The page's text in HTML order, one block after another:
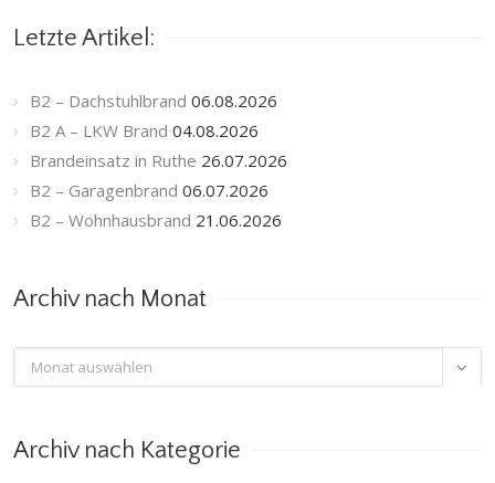
Letzte Artikel:
B2 – Dachstuhlbrand 06.08.2026
B2 A – LKW Brand 04.08.2026
Brandeinsatz in Ruthe 26.07.2026
B2 – Garagenbrand 06.07.2026
B2 – Wohnhausbrand 21.06.2026
Archiv nach Monat
Archiv
nach

Archiv nach Kategorie